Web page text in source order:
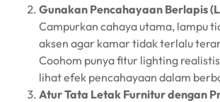
Gunakan Pencahayaan Berlapis
Campurkan cahaya utama, lampu
aksen agar kamar tidak terlalu
Coohom punya fitur lighting
lihat efek pencahayaan dalam
Atur Tata Letak Furnitur dengan